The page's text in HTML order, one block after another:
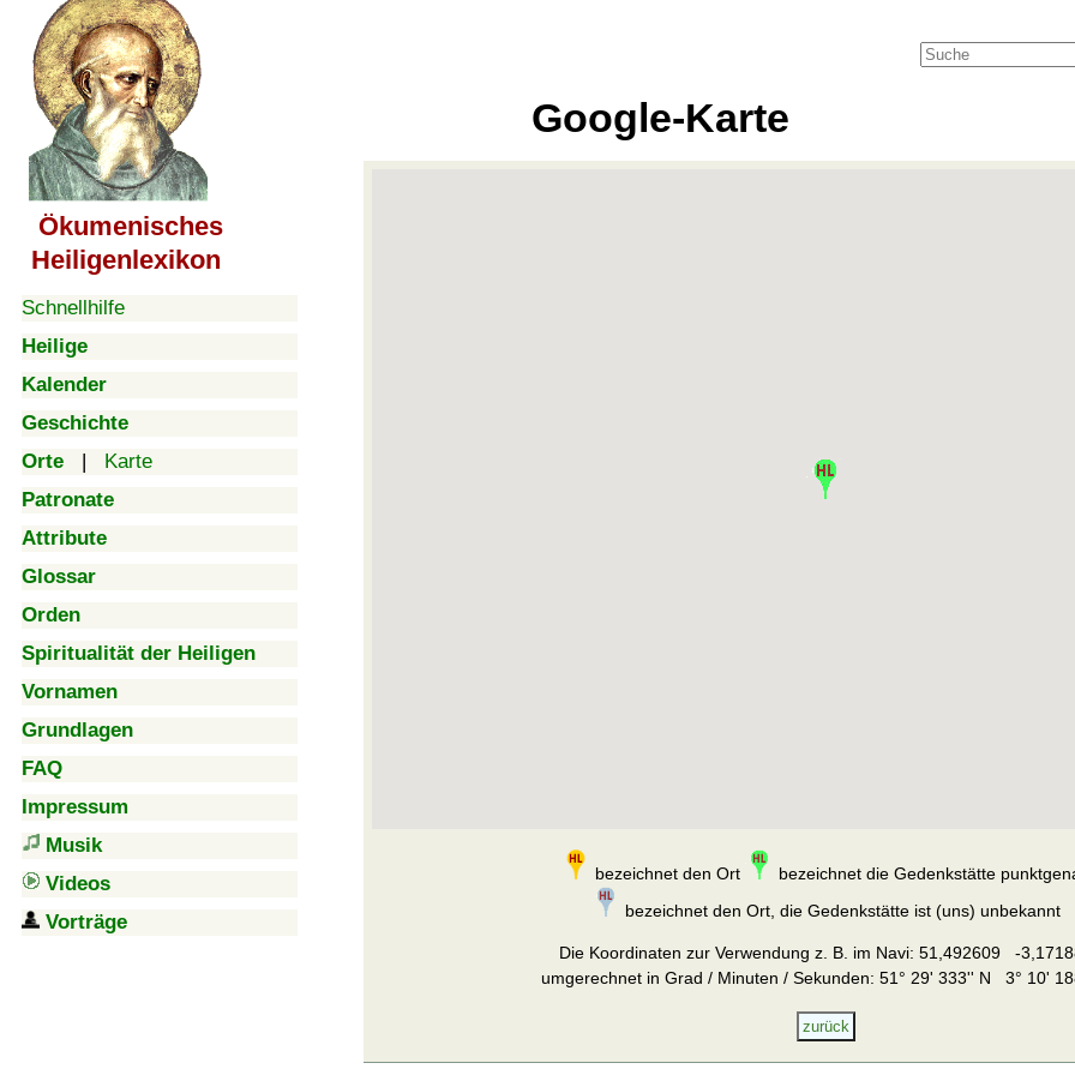
Ökumenisches
Heiligenlexikon
Schnellhilfe
Heilige
Kalender
Geschichte
Orte | Karte
Patronate
Attribute
Glossar
Orden
Spiritualität der Heiligen
Vornamen
Grundlagen
FAQ
Impressum
Musik
Videos
Vorträge
Google-Karte
bezeichnet den Ort
bezeichnet die Gedenkstätte
bezeichnet den Ort, die Gedenkstätte ist (uns) unbekannt
Die Koordinaten zur Verwendung z. B. im Navi: 51,492609 -
umgerechnet in Grad / Minuten / Sekunden: 51° 29' 333'' N 3° 10'